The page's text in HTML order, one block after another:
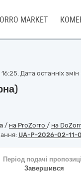
MARKET
Дата останніх змін
/ на ProZorro / на
UA-P-2026-02-11-
Період подачі
Завершився